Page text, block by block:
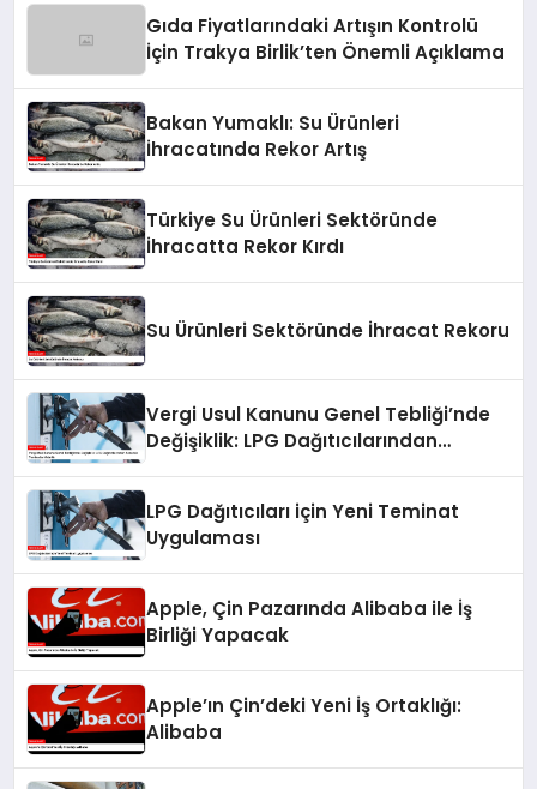
Gıda Fiyatlarındaki Artışın Kontrolü
İçin Trakya Birlik’ten Önemli Açıklama
Bakan Yumaklı: Su Ürünleri
İhracatında Rekor Artış
Türkiye Su Ürünleri Sektöründe
İhracatta Rekor Kırdı
Su Ürünleri Sektöründe İhracat Rekoru
Vergi Usul Kanunu Genel Tebliği’nde
Değişiklik: LPG Dağıtıcılarından
LPG Dağıtıcıları için Yeni Teminat
Uygulaması
Apple, Çin Pazarında Alibaba ile İş
Birliği Yapacak
Apple’ın Çin’deki Yeni İş Ortaklığı:
Alibaba